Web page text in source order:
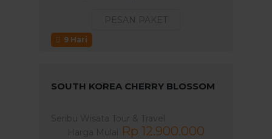
9 Hari
SOUTH KOREA CHERRY BLOSSOM
Rp 12.900.000